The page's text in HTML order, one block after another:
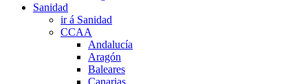
Sanidad
ir á Sanidad
CCAA
Andalucía
Aragón
Baleares
Canarias